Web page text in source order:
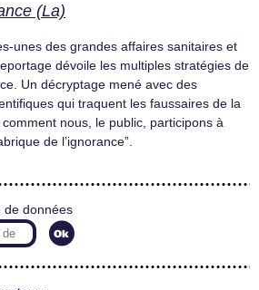
(La)
unes des grandes affaires sanitaires et
dévoile les multiples stratégies de
Un décryptage mené avec des
qui traquent les faussaires de la
nous, le public, participons à
de l’ignorance”.
de données